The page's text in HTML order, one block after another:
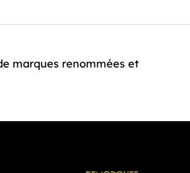
marques renommées et